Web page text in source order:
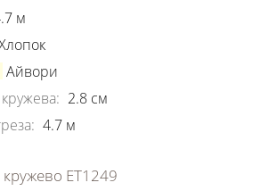
м
Айвори
: 2.8 см
: 4.7 м
ЕТ1249